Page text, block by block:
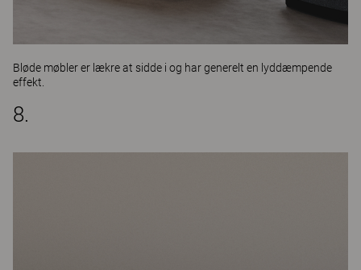
Bløde møbler er lækre at sidde i og har generelt en lyddæmpende
effekt.
8.